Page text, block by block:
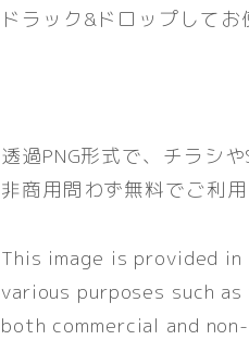
ドラック&ドロップしてお
透過PNG形式で、チラシ
非商用問わず無料でご利
This image is provided
various purposes such
both commercial and